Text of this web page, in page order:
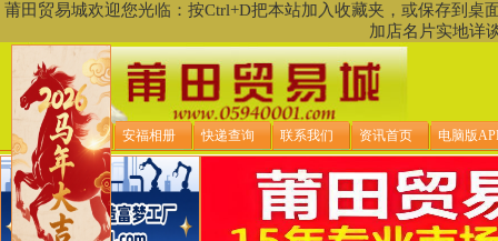
莆田贸易城欢迎您光临：按Ctrl+D把本站加入收藏夹，或保存到
加店名片实地详
贸易城首页 安福相册 快递查询 联系我们 资讯首页 电脑版